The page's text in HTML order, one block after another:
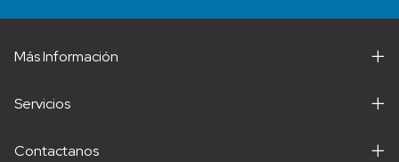
Más Información
Servicios
Contactanos